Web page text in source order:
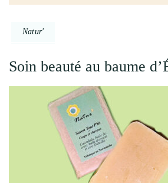
Natur'
Soin beauté au baume